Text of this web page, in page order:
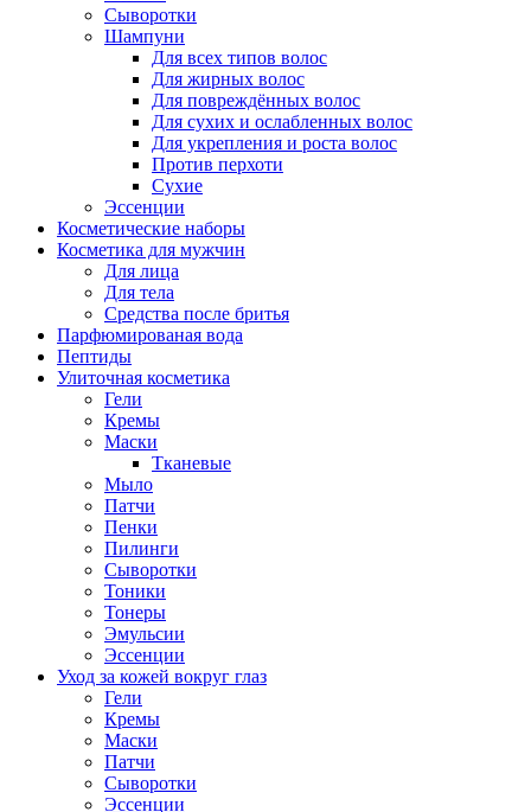
Сыворотки
Шампуни
Для всех типов волос
Для жирных волос
Для повреждённых волос
Для сухих и ослабленных волос
Для укрепления и роста волос
Против перхоти
Сухие
Эссенции
Косметические наборы
Косметика для мужчин
Для лица
Для тела
Средства после бритья
Парфюмированая вода
Пептиды
Улиточная косметика
Гели
Кремы
Маски
Тканевые
Мыло
Патчи
Пенки
Пилинги
Сыворотки
Тоники
Тонеры
Эмульсии
Эссенции
Уход за кожей вокруг глаз
Гели
Кремы
Маски
Патчи
Сыворотки
Эссенции